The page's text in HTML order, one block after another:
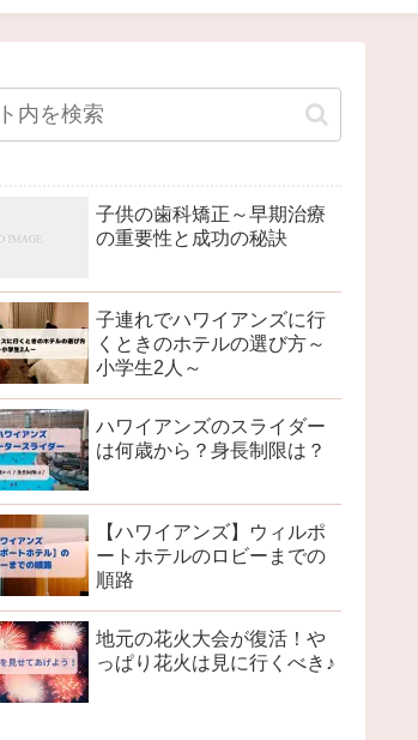
子供の歯科矯正～早期治療
の重要性と成功の秘訣
子連れでハワイアンズに行
くときのホテルの選び方～
小学生2人～
ハワイアンズのスライダー
は何歳から？身長制限は？
【ハワイアンズ】ウィルポ
ートホテルのロビーまでの
順路
地元の花火大会が復活！や
っぱり花火は見に行くべき♪